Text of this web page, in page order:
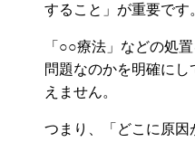
すること」が重要です
「○○療法」などの処
問題なのかを明確に
えません。
つまり、「どこに原